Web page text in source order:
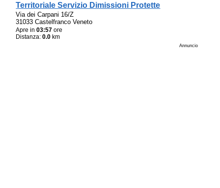
Territoriale Servizio Dimissioni Protette
Via dei Carpani 16/Z
31033 Castelfranco Veneto
Apre in03:57 ore
Distanza:0.0 km
Annuncio